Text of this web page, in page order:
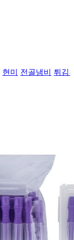
현미 전골냄비
튀김